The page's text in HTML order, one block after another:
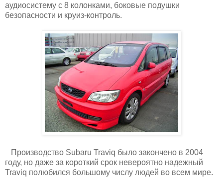
аудиосистему с 8 колонками, боковые подушки
безопасности и круиз-контроль.
Производство Subaru Traviq было закончено в 2004
году, но даже за короткий срок невероятно надежный
Traviq полюбился большому числу людей во всем мире.